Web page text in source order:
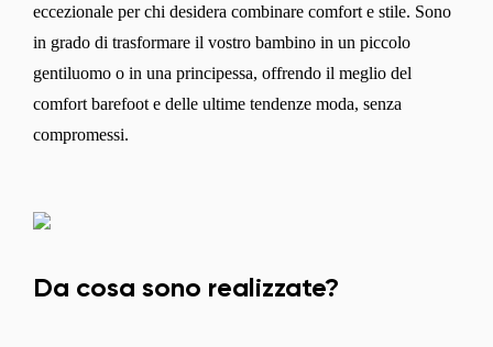
eccezionale per chi desidera combinare comfort e stile. Sono
in grado di trasformare il vostro bambino in un piccolo
gentiluomo o in una principessa, offrendo il meglio del
comfort barefoot e delle ultime tendenze moda, senza
compromessi.
Da cosa sono realizzate?